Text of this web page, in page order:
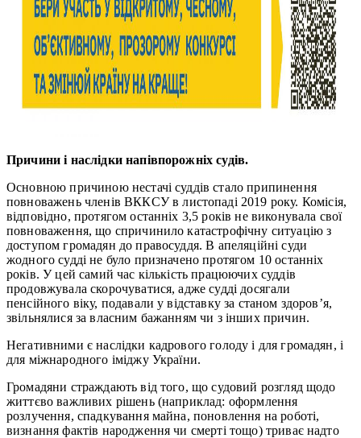
Причини і наслідки напівпорожніх судів.
Основною причиною нестачі суддів стало припинення
повноважень членів ВККСУ в листопаді 2019 року. Комісія,
відповідно, протягом останніх 3,5 років не виконувала свої
повноваження, що спричинило катастрофічну ситуацію з
доступом громадян до правосуддя. В апеляційні суди
жодного судді не було призначено протягом 10 останніх
років. У цей самий час кількість працюючих суддів
продовжувала скорочуватися, адже судді досягали
пенсійного віку, подавали у відставку за станом здоров’я,
звільнялися за власним бажанням чи з інших причин.
Негативними є наслідки кадрового голоду і для громадян, і
для міжнародного іміджу України.
Громадяни страждають від того, що судовий розгляд щодо
життєво важливих рішень (наприклад: оформлення
розлучення, спадкування майна, поновлення на роботі,
визнання фактів народження чи смерті тощо) триває надто